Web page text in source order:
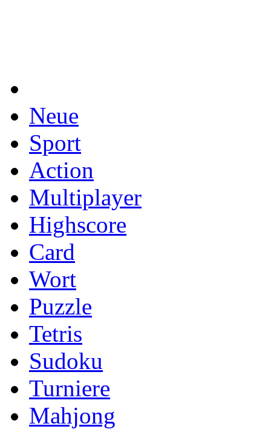
Neue
Sport
Action
Multiplayer
Highscore
Card
Wort
Puzzle
Tetris
Sudoku
Turniere
Mahjong